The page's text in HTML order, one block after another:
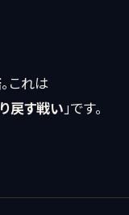
。これは
戻す戦い」です。